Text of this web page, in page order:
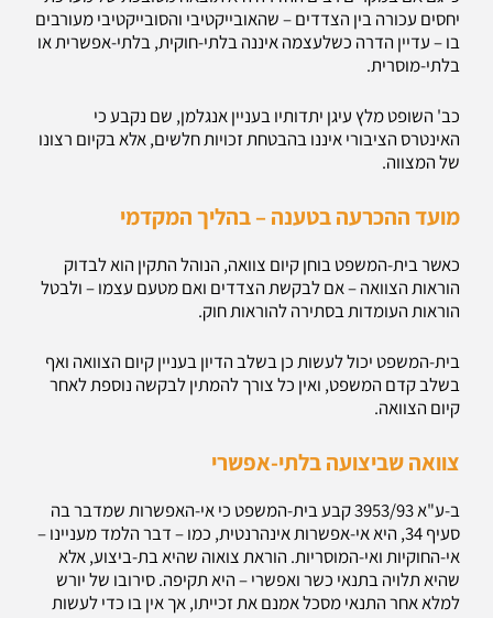
יחסים עכורה בין הצדדים – שהאובייקטיבי והסובייקטיבי מעורבים
בו – עדיין הדרה כשלעצמה איננה בלתי-חוקית, בלתי-אפשרית או
בלתי-מוסרית.
כב' השופט מלץ עיגן יתדותיו בעניין אנגלמן, שם נקבע כי
האינטרס הציבורי איננו בהבטחת זכויות חלשים, אלא בקיום רצונו
של המצווה.
מועד ההכרעה בטענה – בהליך המקדמי
כאשר בית-המשפט בוחן קיום צוואה, הנוהל התקין הוא לבדוק
הוראות הצוואה – אם לבקשת הצדדים ואם מטעם עצמו – ולבטל
הוראות העומדות בסתירה להוראות חוק.
בית-המשפט יכול לעשות כן בשלב הדיון בעניין קיום הצוואה ואף
בשלב קדם המשפט, ואין כל צורך להמתין לבקשה נוספת לאחר
קיום הצוואה.
צוואה שביצועה בלתי-אפשרי
ב-ע"א 3953/93 קבע בית-המשפט כי אי-האפשרות שמדבר בה
סעיף 34, היא אי-אפשרות אינהרנטית, כמו – דבר הלמד מעניינו –
אי-החוקיות ואי-המוסריות. הוראת צואוה שהיא בת-ביצוע, אלא
שהיא תלויה בתנאי כשר ואפשרי – היא תקיפה. סירובו של יורש
למלא אחר התנאי מסכל אמנם את זכייתו, אך אין בו כדי לעשות